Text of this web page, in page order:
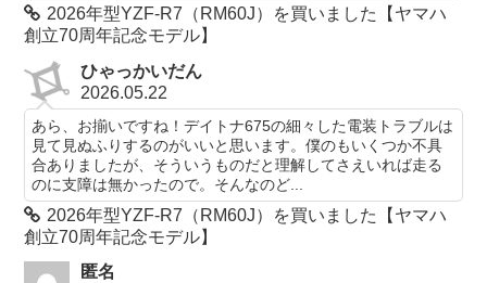
2026年型YZF-R7（RM60J）を買いました【ヤマハ
創立70周年記念モデル】
ひゃっかいだん
2026.05.22
あら、お揃いですね！デイトナ675の細々した電装トラブルは
見て見ぬふりするのがいいと思います。僕のもいくつか不具
合ありましたが、そういうものだと理解してさえいれば走る
のに支障は無かったので。そんなのど...
2026年型YZF-R7（RM60J）を買いました【ヤマハ
創立70周年記念モデル】
匿名